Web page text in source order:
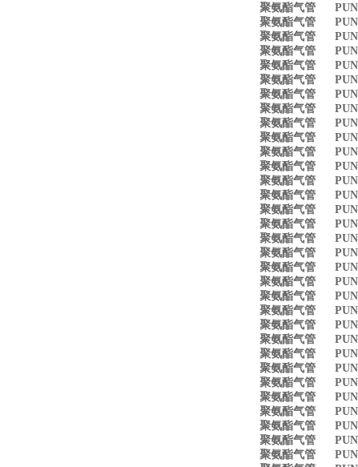
聚氨酯气管 PUN-
聚氨酯气管
聚氨酯气管 PUN-
聚氨酯气管 PUN-
聚氨酯气管
聚氨酯气管
聚氨酯气管
聚氨酯气管 PUN-
聚氨酯气管
聚氨酯气管
聚氨酯气管
聚氨酯气管 PUN-
聚氨酯气管
聚氨酯气管 PUN-
聚氨酯气管
聚氨酯气管
聚氨酯气管
聚氨酯气管 PUN-
聚氨酯气管 PUN-
聚氨酯气管 PUN-
聚氨酯气管 PUN-
聚氨酯气管 PUN-
聚氨酯气管
聚氨酯气管
聚氨酯气管
聚氨酯气管
聚氨酯气管
聚氨酯气管
聚氨酯气管
聚氨酯气管
聚氨酯气管 PUN-
聚氨酯气管